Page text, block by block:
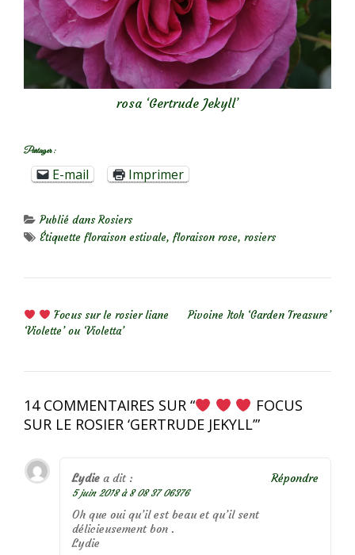
rosa ‘Gertrude Jekyll’
Partager :
E-mail Imprimer
Publié dansRosiers
Étiquette floraison estivale, floraison rose, rosiers
Focus sur le rosier liane
‘Violette’ ou ‘Violetta’
Pivoine Itoh ‘Garden Treasure’
14 COMMENTAIRES SUR “
FOCUS
SUR LE ROSIER ‘GERTRUDE JEKYLL’”
Lydie a dit :
5 juin 2018 à 8 08 37 06376
Oh que oui qu’il est beau et qu’il sent
délicieusement bon .
Lydie
Répondre